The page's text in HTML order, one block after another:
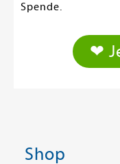
Spende.
❤
Shop